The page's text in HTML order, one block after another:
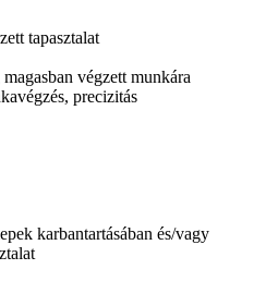
tapasztalat
végzett munkára
precizitás
karbantartásában és/vagy